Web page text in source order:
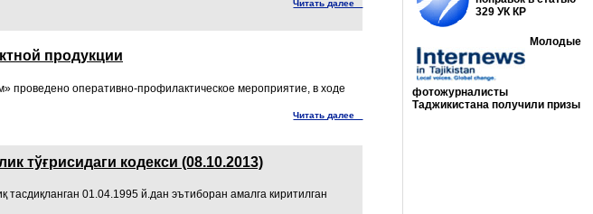
329 УК КР
Молодые
фотожурналисты
Таджикистана получили призы
Читать далее
продукции
проведено оперативно-профилактическое мероприятие, в ходе
Читать далее
тўғрисидаги кодекси (08.10.2013)
01.04.1995 й.дан эътиборан амалга киритилган